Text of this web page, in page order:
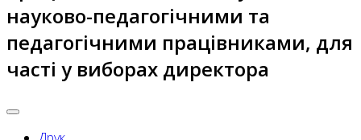
науково-педагогічними та
педагогічними працівниками, для
часті у виборах директора